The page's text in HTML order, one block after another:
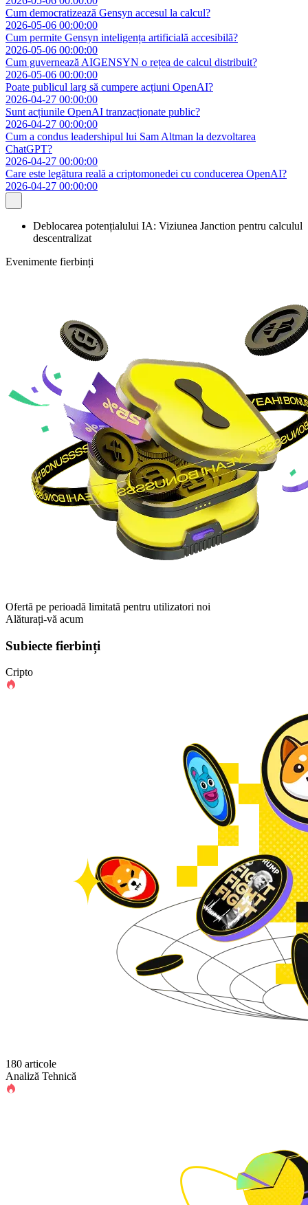
Cum democratizează Gensyn accesul la calcul?
2026-05-06 00:00:00
Cum permite Gensyn inteligența artificială accesibilă?
2026-05-06 00:00:00
Cum guvernează AIGENSYN o rețea de calcul distribuit?
2026-05-06 00:00:00
Poate publicul larg să cumpere acțiuni OpenAI?
2026-04-27 00:00:00
Sunt acțiunile OpenAI tranzacționate public?
2026-04-27 00:00:00
Cum a condus leadershipul lui Sam Altman la dezvoltarea
ChatGPT?
2026-04-27 00:00:00
Care este legătura reală a criptomonedei cu conducerea OpenAI?
2026-04-27 00:00:00
Deblocarea potențialului IA: Viziunea Janction pentru calculul
descentralizat
Evenimente fierbinți
Ofertă pe perioadă limitată pentru utilizatori noi
Alăturați-vă acum
Subiecte fierbinți
Cripto
180 articole
Analiză Tehnică